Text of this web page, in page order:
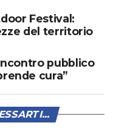
Festival:
del territorio
pubblico
cura”